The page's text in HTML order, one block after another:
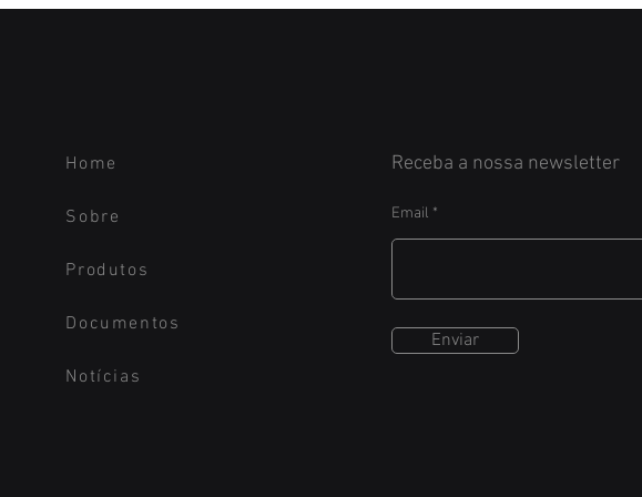
Home
Sobre
Produtos
Documentos
Notícias
Receba a nossa newsletter
Email
Enviar